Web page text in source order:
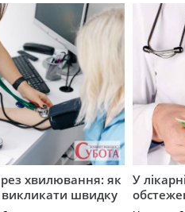
хвилювання: як
викликати швидку
У